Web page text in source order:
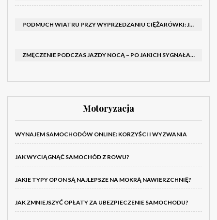
PODMUCH WIATRU PRZY WYPRZEDZANIU CIĘŻARÓWKI: JAK UTRZYMAĆ TOR JAZDY I OPANOWAĆ AUTO
ZMĘCZENIE PODCZAS JAZDY NOCĄ – PO JAKICH SYGNAŁACH ROZPOZNAĆ SENNOŚĆ ZA KIEROWNICĄ I KIEDY ZROBIĆ PRZERWĘ
Motoryzacja
WYNAJEM SAMOCHODÓW ONLINE: KORZYŚCI I WYZWANIA
JAK WYCIĄGNĄĆ SAMOCHÓD Z ROWU?
JAKIE TYPY OPON SĄ NAJLEPSZE NA MOKRĄ NAWIERZCHNIĘ?
JAK ZMNIEJSZYĆ OPŁATY ZA UBEZPIECZENIE SAMOCHODU?